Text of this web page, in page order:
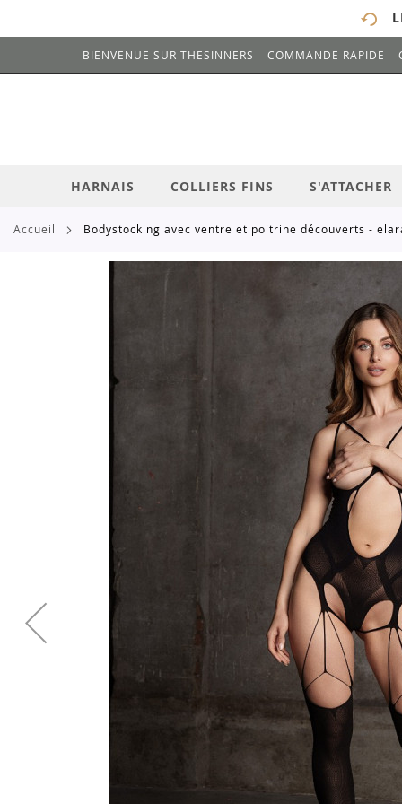
ALLEZ
BIENVENUE SUR THESINNERS COMMANDE RAPIDE
# ENTREZ AU MOINS 3 CARACTÈRES POUR
HARNAIS COLLIERS FINS S'ATTACHER
accueil bodystocking avec ventre et poitrine découverts -